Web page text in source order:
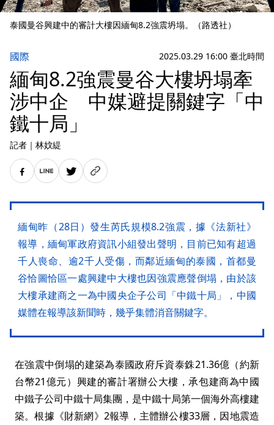
泰國曼谷興建中的審計大樓因緬甸8.2強震坍塌。（路透社）
國際 2025.03.29 16:00 臺北時間
緬甸8.2強震曼谷大樓坍塌牽
涉中企 中媒避提關鍵字「中
鐵十局」
記者 ｜ 林妏緹
緬甸昨（28日）發生芮氏規模8.2強震，據《法新社》
報導，緬甸軍政府資訊小組發出聲明，目前已知有超過
千人喪命、逾2千人受傷，而鄰近緬甸的泰國，首都曼
谷恰圖恰區一處興建中大樓也因強震應聲倒塌，由於該
大樓承建商之一為中國央企子公司「中鐵十局」，中國
媒體在報導該新聞時，幾乎集體消音關鍵字。
在強震中倒塌的建築為泰國政府斥資泰銖21.36億（約新
台幣21億元）興建的審計署辦公大樓，承包建商為中國
中鐵子公司中鐵十局集團，是中鐵十局第一個海外高樓建
築。根據《財新網》2報導，主體辦公樓33層，因地震造